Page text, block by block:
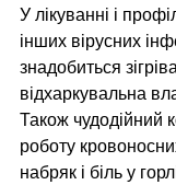
У лікуванні і
інших вірусних
знадобиться
відхаркувальна
Також чудодійний
роботу
набряк і біль у